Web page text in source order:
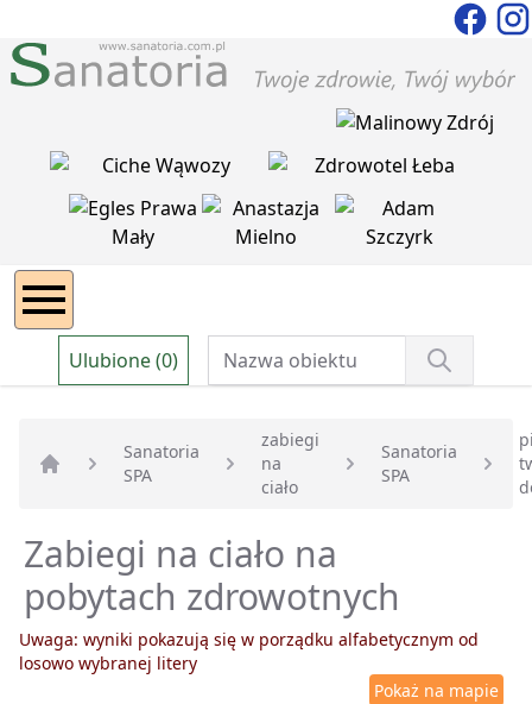
Ulubione (0)
Strona główna
Sanatoria
SPA
zabiegi
na
ciało
Sanatoria
SPA
Zabiegi na ciało na
pobytach zdrowotnych
Uwaga: wyniki pokazują się w porządku alfabetycznym od
losowo wybranej litery
Pokaż na mapie